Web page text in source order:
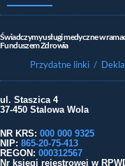
Świadczymy usługi medyczne w
Funduszem Zdrowia
Przydatne linki /
ul. Staszica 4
37-450 Stalowa Wola
NR KRS: 000 000 9325
NIP: 865-20-75-413
REGON: 000312567
Nr księgi rejestrowej w